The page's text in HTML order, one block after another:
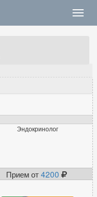
Эндокринолог
Прием от4200